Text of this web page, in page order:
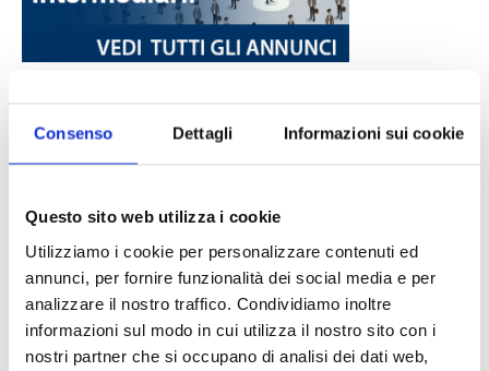
Consenso Dettagli Informazioni sui cookie
Questo sito web utilizza i cookie
Utilizziamo i cookie per personalizzare contenuti ed
annunci, per fornire funzionalità dei social media e per
analizzare il nostro traffico. Condividiamo inoltre
informazioni sul modo in cui utilizza il nostro sito con i
nostri partner che si occupano di analisi dei dati web,
1 Luglio 2026
MAGNIFICA HUMANITAS (l’impatto
1 Luglio 2026